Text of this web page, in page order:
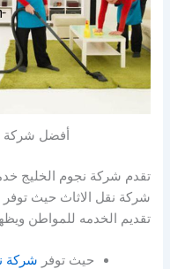
أفضل شركة
تقدم شركة نجوم الخليج
شركة نقل الاثاث حيث
تقديم الخدمه للمواطن
حيث توفر شركة